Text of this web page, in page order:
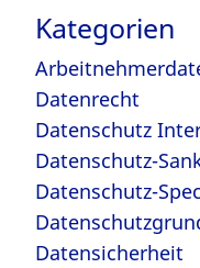
Kategorien
Datenrecht
Datenschutz
Datenschutz-
Datenschutz-
Datensicherheit